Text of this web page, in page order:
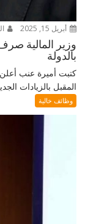
أبريل 15, 2025
وزير المالية صرف
بالدولة
كتبت أميرة عنب
المقبل بالزيادات
وظائف خالية